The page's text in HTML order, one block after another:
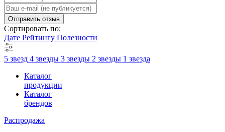
Отправить отзыв
Сортировать по:
Дате Рейтингу Полезности
5 звезд 4 звезды 3 звезды 2 звезды 1 звезда
Каталог
продукции
Каталог
брендов
Распродажа